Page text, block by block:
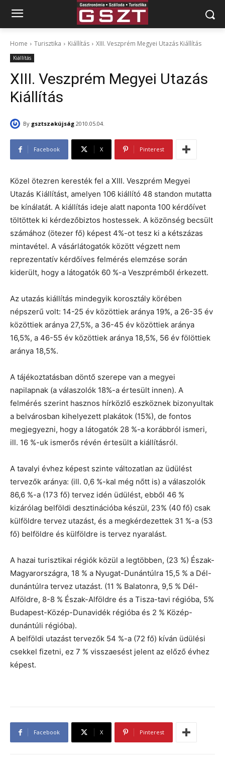
Home Turisztika Kiállítás XIII. Veszprém Megyei Utazás Kiállítás
Kiállítás
XIII. Veszprém Megyei Utazás
Kiállítás
By gsztszakújság 2010.05.04.
Facebook X Pinterest
Közel ötezren keresték fel a XIII. Veszprém Megyei
Utazás Kiállítást, amelyen 106 kiállító 48 standon mutatta
be kínálatát. A kiállítás ideje alatt naponta 100 kérdőívet
töltöttek ki kérdezőbiztos hostessek. A közönség becsült
számához (ötezer fő) képest 4%-ot tesz ki a kétszázas
mintavétel. A vásárlátogatók között végzett nem
reprezentatív kérdőíves felmérés elemzése során
kiderült, hogy a látogatók 60 %-a Veszprémből érkezett.
Az utazás kiállítás mindegyik korosztály körében
népszerű volt: 14-25 év közöttiek aránya 19%, a 26-35 év
közöttiek aránya 27,5%, a 36-45 év közöttiek aránya
16,5%, a 46-55 év közöttiek aránya 18,5%, 56 év fölöttiek
aránya 18,5%.
A tájékoztatásban döntő szerepe van a megyei
napilapnak (a válaszolók 18%-a értesült innen). A
felmérés szerint hasznos hírközlő eszköznek bizonyultak
a belvárosban kihelyezett plakátok (15%), de fontos
megjegyezni, hogy a látogatók 28 %-a korábbról ismeri,
ill. 16 %-uk ismerős révén értesült a kiállításról.
A tavalyi évhez képest szinte változatlan az üdülést
tervezők aránya: (ill. 0,6 %-kal még nőtt is) a válaszolók
86,6 %-a (173 fő) tervez idén üdülést, ebből 46 %
kizárólag belföldi desztinációba készül, 23% (40 fő) csak
külföldre tervez utazást, és a megkérdezettek 31 %-a (53
fő) belföldre és külföldre is tervez nyaralást.
A hazai turisztikai régiók közül a legtöbben, (23 %) Észak-
Magyarországra, 18 % a Nyugat-Dunántúlra 15,5 % a Dél-
dunántúlra tervez utazást. (11 % Balatonra, 9,5 % Dél-
Alföldre, 8-8 % Észak-Alföldre és a Tisza-tavi régióba, 5%
Budapest-Közép-Dunavidék régióba és 2 % Közép-
dunántúli régióba).
A belföldi utazást tervezők 54 %-a (72 fő) kíván üdülési
csekkel fizetni, ez 7 % visszaesést jelent az előző évhez
képest.
Facebook X Pinterest